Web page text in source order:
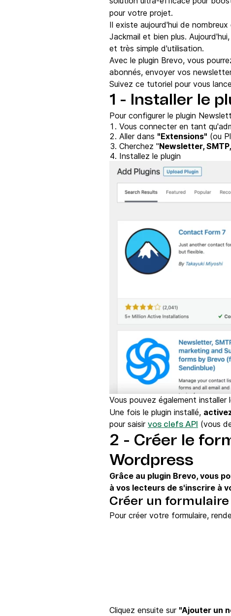
pour votre projet.
Il existe aujourd'hui de
Jackmail et bien plus.
et très simple d'utilisation.
Avec le plugin Brevo, vous
abonnés, envoyer vos
Suivez ce tutoriel pour vous
1 - Installer le
Pour configurer le plugin
Vous connecter en tant
Aller dans "Extensions" (ou
Cherchez "Newsletter,
Installez le plugin
Vous pouvez également installer
Une fois le plugin installé,
pour saisir vos clefs API (vous
2 - Créer le
Wordpress
Grâce au plugin Brevo, vous
à vos lecteurs de s'inscrire à
Créer un
Pour créer votre formulaire,
Cliquez ensuite sur "Ajouter un